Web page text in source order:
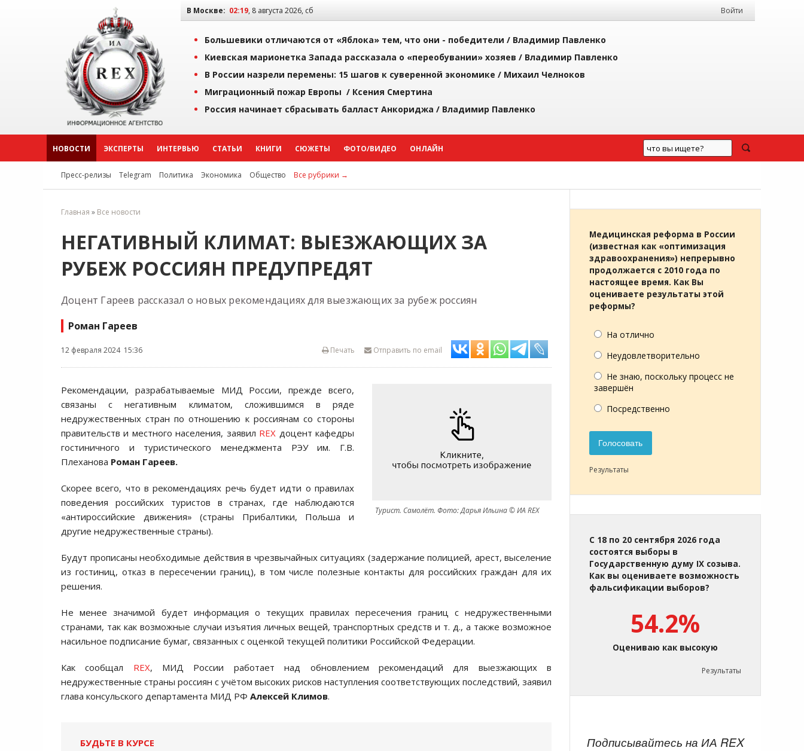
В Москве: 02:19, 8 августа 2026, сб Войти
Большевики отличаются от «Яблока» тем, что они - победители / Владимир Павленко
Киевская марионетка Запада рассказала о «переобувании» хозяев / Владимир Павленко
В России назрели перемены: 15 шагов к суверенной экономике / Михаил Челноков
Миграционный пожар Европы / Ксения Смертина
Россия начинает сбрасывать балласт Анкориджа / Владимир Павленко
НОВОСТИ ЭКСПЕРТЫ ИНТЕРВЬЮ СТАТЬИ КНИГИ СЮЖЕТЫ ФОТО/ВИДЕО ОНЛАЙН
Пресс-релизы Telegram Политика Экономика Общество Все рубрики →
Главная » Все новости
НЕГАТИВНЫЙ КЛИМАТ: ВЫЕЗЖАЮЩИХ ЗА
РУБЕЖ РОССИЯН ПРЕДУПРЕДЯТ
Доцент Гареев рассказал о новых рекомендациях для выезжающих за рубеж россиян
Роман Гареев
12 февраля 2024 15:36 Отправить по email
Печать
Турист. Самолёт. Фото: Дарья Ильина © ИА REX
Рекомендации, разрабатываемые МИД России, прежде всего,
связаны с негативным климатом, сложившимся в ряде
недружественных стран по отношению к россиянам со стороны
правительств и местного населения, заявил REX доцент кафедры
гостиничного и туристического менеджмента РЭУ им. Г.В.
Плеханова Роман Гареев.
Скорее всего, что в рекомендациях речь будет идти о правилах
поведения российских туристов в странах, где наблюдаются
«антироссийские движения» (страны Прибалтики, Польша и
другие недружественные страны).
Будут прописаны необходимые действия в чрезвычайных ситуациях (задержание полицией, арест, выселение
из гостиниц, отказ в пересечении границ), в том числе полезные контакты для российских граждан для их
решения.
Не менее значимой будет информация о текущих правилах пересечения границ с недружественными
странами, так как возможные случаи изъятия личных вещей, транспортных средств и т. д., а также возможное
насильное подписание бумаг, связанных с оценкой текущей политики Российской Федерации.
Как сообщал REX, МИД России работает над обновлением рекомендаций для выезжающих в
недружественные страны россиян с учётом высоких рисков наступления соответствующих последствий, заявил
глава консульского департамента МИД РФ Алексей Климов.
БУДЬТЕ В КУРСЕ
Медицинская реформа в России
(известная как «оптимизация
здравоохранения») непрерывно
продолжается с 2010 года по
настоящее время. Как Вы
оцениваете результаты этой
реформы?
На отлично
Неудовлетворительно
Не знаю, поскольку процесс не
завершён
Посредственно
Голосовать
Результаты
С 18 по 20 сентября 2026 года
состоятся выборы в
Государственную думу IX созыва.
Как вы оцениваете возможность
фальсификации выборов?
54.2%
Оцениваю как высокую
Результаты
Подписывайтесь на ИА REX